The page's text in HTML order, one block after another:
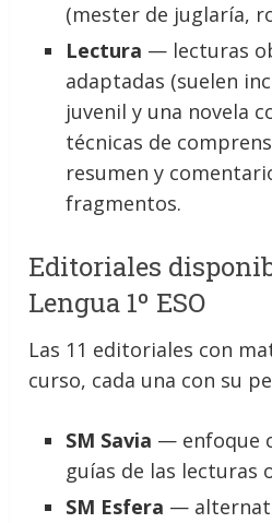
(mester de juglaría,
Lectura — lecturas
adaptadas (suelen
juvenil y una novela
técnicas de
resumen y
fragmentos.
Editoriales
Lengua 1º ESO
Las 11 editoriales con
curso, cada una con su
SM Savia — enfoque
guías de las lecturas
SM Esfera —